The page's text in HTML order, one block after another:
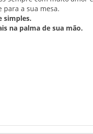
para a sua mesa.
simples.
na palma de sua mão.